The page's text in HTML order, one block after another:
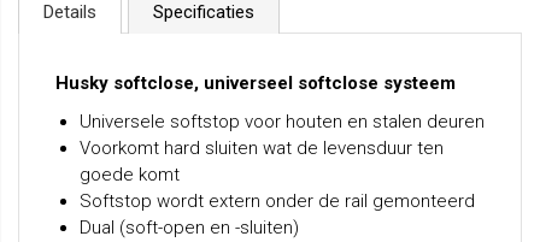
Details Specificaties
Husky softclose, universeel softclose systeem
Universele softstop voor houten en stalen deuren
Voorkomt hard sluiten wat de levensduur ten
goede komt
Softstop wordt extern onder de rail gemonteerd
Dual (soft-open en -sluiten)